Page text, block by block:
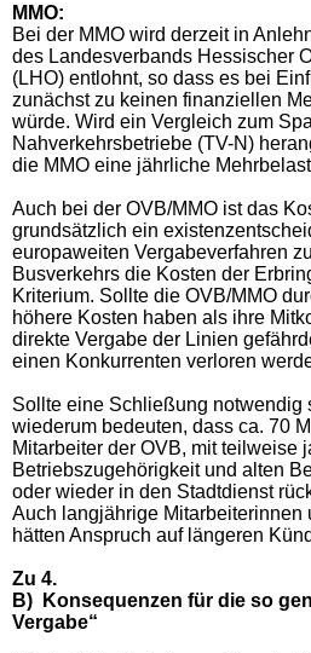
MMO:
Bei der MMO wird derzeit in
des Landesverbands Hessischer
(LHO) entlohnt, so dass es bei
zunächst zu keinen finanziellen
würde. Wird ein Vergleich zum
Nahverkehrsbetriebe (TV-N)
die MMO eine jährliche
Auch bei der OVB/MMO ist das
grundsätzlich ein
europaweiten Vergabeverfahren
Busverkehrs die Kosten der
Kriterium. Sollte die OVB/MMO
höhere Kosten haben als ihre
direkte Vergabe der Linien
einen Konkurrenten verloren
Sollte eine Schließung notwendig
wiederum bedeuten, dass ca. 70
Mitarbeiter der OVB, mit teilweise
Betriebszugehörigkeit und alten
oder wieder in den Stadtdienst
Auch langjährige Mitarbeiterinnen
hätten Anspruch auf längeren
Zu 4.
B)
Konsequenzen für die so
Vergabe“